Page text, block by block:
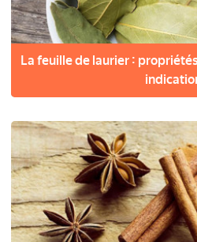
La feuille de laurier :